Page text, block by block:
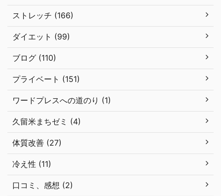
ストレッチ (166)
ダイエット (99)
ブログ (110)
プライベート (151)
ワードプレスへの道のり (1)
久留米まちゼミ (4)
体質改善 (27)
冷え性 (11)
口コミ、感想 (2)